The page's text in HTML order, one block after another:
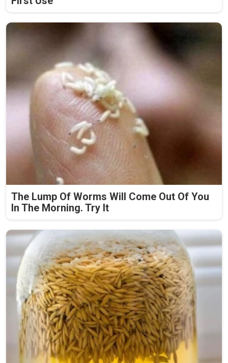
The Lump Of Worms Will Come Out Of You
In The Morning. Try It